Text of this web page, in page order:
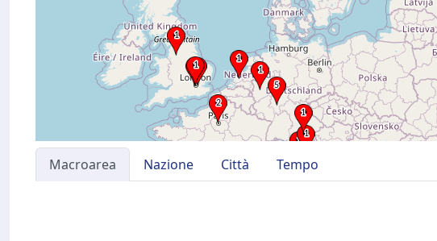
Macroarea Nazione Città
Tempo